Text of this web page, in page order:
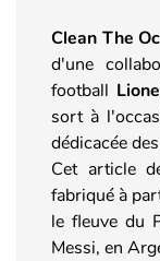
Clean The
d'une
football
sort à
dédicacée
Cet article
fabriqué à
le fleuve du
Messi, en